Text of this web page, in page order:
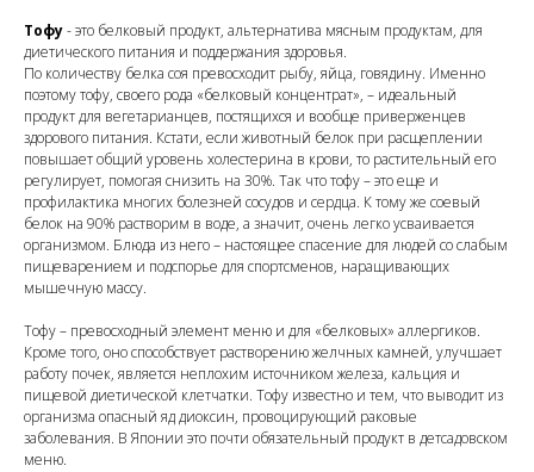
Тофу- это белковый продукт, альтернатива мясным продуктам, для
диетического питания и поддержания здоровья.
По количеству белка соя превосходит рыбу, яйца, говядину. Именно
поэтому тофу, своего рода «белковый концентрат», – идеальный
продукт для вегетарианцев, постящихся и вообще приверженцев
здорового питания. Кстати, если животный белок при расщеплении
повышает общий уровень холестерина в крови, то растительный его
регулирует, помогая снизить на 30%. Так что тофу – это еще и
профилактика многих болезней сосудов и сердца. К тому же соевый
белок на 90% растворим в воде, а значит, очень легко усваивается
организмом. Блюда из него – настоящее спасение для людей со слабым
пищеварением и подспорье для спортсменов, наращивающих
мышечную массу.
Тофу – превосходный элемент меню и для «белковых» аллергиков.
Кроме того, оно способствует растворению желчных камней, улучшает
работу почек, является неплохим источником железа, кальция и
пищевой диетической клетчатки. Тофу известно и тем, что выводит из
организма опасный яд диоксин, провоцирующий раковые
заболевания. В Японии это почти обязательный продукт в детсадовском
меню.